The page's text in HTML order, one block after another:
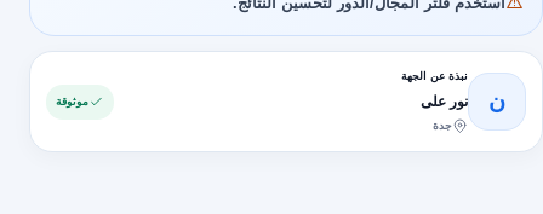
استخدم فلتر المجال/الدور لتحسين النتائج.
ن
نبذة عن الجهة
نور على
جدة
موثوقة